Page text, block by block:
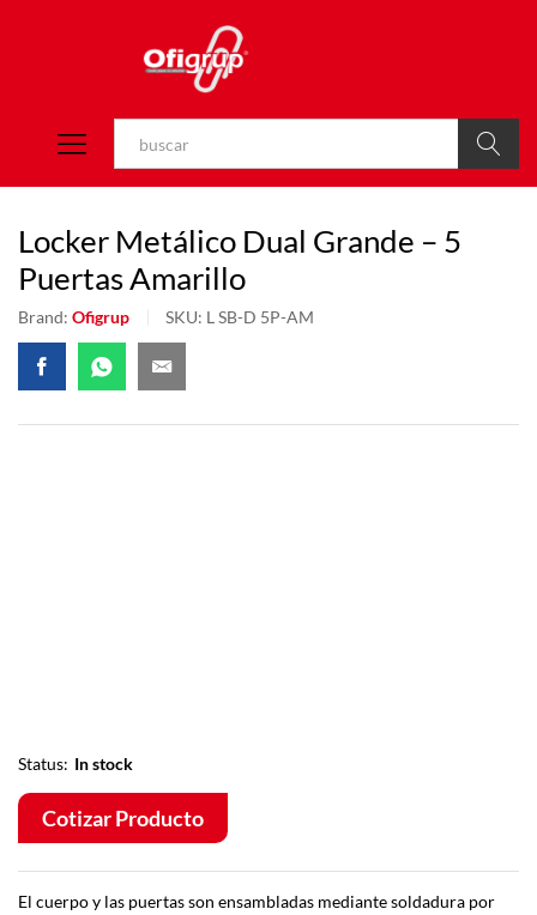
Buscar
Locker Metálico Dual Grande – 5
Puertas Amarillo
Brand: Ofigrup SKU: L SB-D 5P-AM
Status: In stock
Cotizar Producto
El cuerpo y las puertas son ensambladas mediante soldadura por